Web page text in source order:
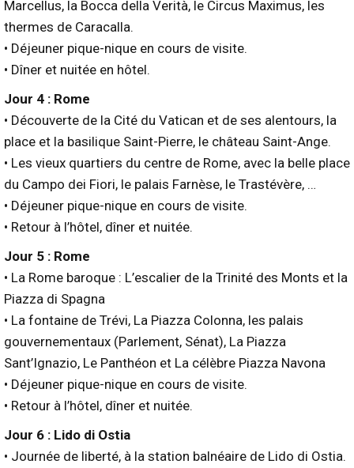
Marcellus, la Bocca della Verità, le Circus Maximus, les
thermes de Caracalla.
• Déjeuner pique-nique en cours de visite.
• Dîner et nuitée en hôtel.
Jour 4 : Rome
• Découverte de la Cité du Vatican et de ses alentours, la
place et la basilique Saint-Pierre, le château Saint-Ange.
• Les vieux quartiers du centre de Rome, avec la belle place
du Campo dei Fiori, le palais Farnèse, le Trastévère, …
• Déjeuner pique-nique en cours de visite.
• Retour à l’hôtel, dîner et nuitée.
Jour 5 : Rome
• La Rome baroque : L’escalier de la Trinité des Monts et la
Piazza di Spagna
• La fontaine de Trévi, La Piazza Colonna, les palais
gouvernementaux (Parlement, Sénat), La Piazza
Sant’Ignazio, Le Panthéon et La célèbre Piazza Navona
• Déjeuner pique-nique en cours de visite.
• Retour à l’hôtel, dîner et nuitée.
Jour 6 : Lido di Ostia
• Journée de liberté, à la station balnéaire de Lido di Ostia.